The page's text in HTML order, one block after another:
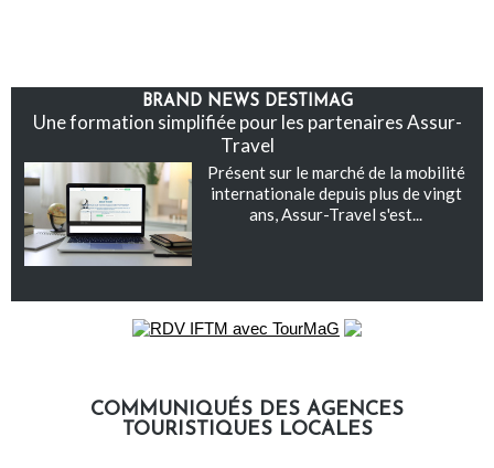
BRAND NEWS DESTIMAG
Une formation simplifiée pour les partenaires Assur-
Travel
Présent sur le marché de la mobilité
internationale depuis plus de vingt
ans, Assur-Travel s'est...
COMMUNIQUÉS DES AGENCES
TOURISTIQUES LOCALES